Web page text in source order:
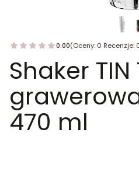
0.00(Oceny: 0 Recenzje:
Shaker TIN
470 ml